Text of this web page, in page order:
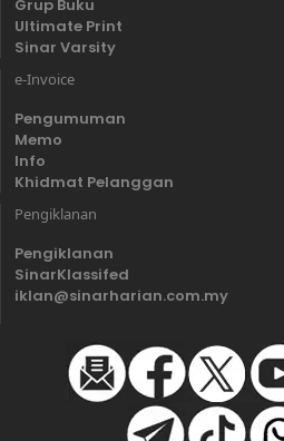
Grup Buku
Ultimate Print
Sinar Varsity
e-Invoice
Pengumuman
Memo
Info
Khidmat Pelanggan
Pengiklanan
Pengiklanan
SinarKlassifed
iklan@sinarharian.com.my